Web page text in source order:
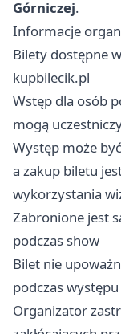
Górniczej.
Informacje
Bilety dostępne
kupbilecik.pl
Wstęp dla osób
mogą
Występ może
a zakup biletu
wykorzystania
Zabronione jest
podczas show
Bilet nie
podczas występu
Organizator